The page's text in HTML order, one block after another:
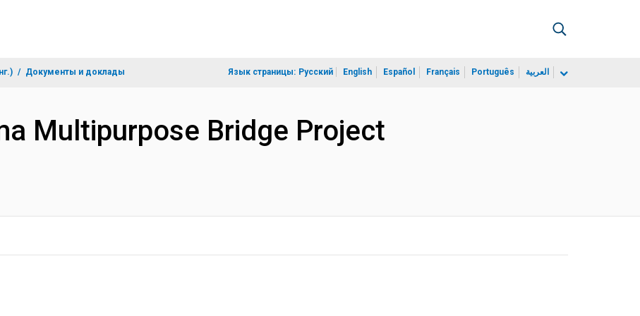
Документы и доклады Язык страницы: Русский English Español Français Português العربية
Multipurpose Bridge Project